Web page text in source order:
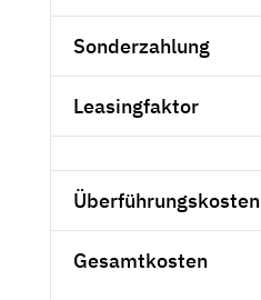
Sonderzahlung
Leasingfaktor
Überführungskosten
Gesamtkosten